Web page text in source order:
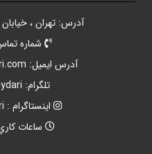
آدرس: تهران ،
شماره تماس:
آدرس ايميل:
تلگرام: AlirezaaHeydari@
اينستاگرام : Alirezaa.Heydari
ساعات کاري: 9:00 الي